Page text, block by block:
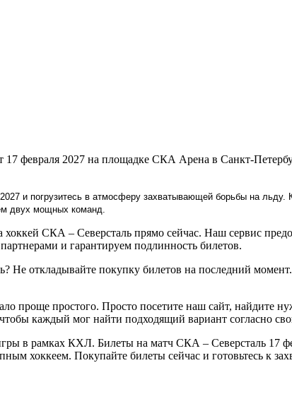
17 февраля 2027 на площадке СКА Арена в Санкт-
и погрузитесь в атмосферу захватывающей борьбы на
двух мощных команд.
СКА – Северсталь прямо сейчас. Наш сервис
и гарантируем подлинность билетов.
Не откладывайте покупку билетов на последний
проще простого. Просто посетите наш сайт, найдите
каждый мог найти подходящий вариант согласно
в рамках КХЛ. Билеты на матч СКА – Северсталь 17
хоккеем. Покупайте билеты сейчас и готовьтесь к